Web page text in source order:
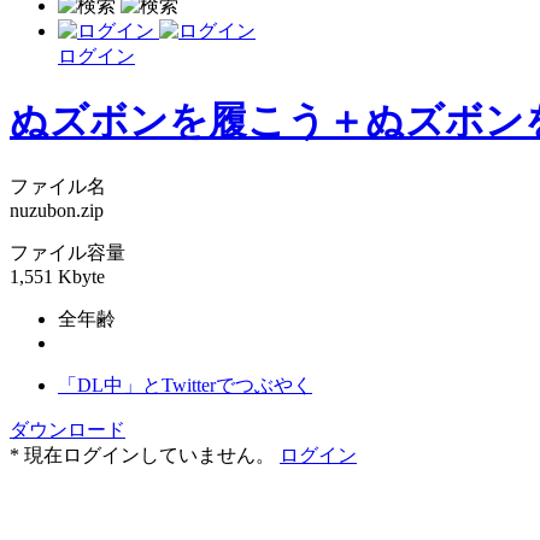
ログイン
ぬズボンを履こう＋ぬズボン
ファイル名
nuzubon.zip
ファイル容量
1,551 Kbyte
全年齢
「DL中」とTwitterでつぶやく
ダウンロード
* 現在ログインしていません。
ログイン